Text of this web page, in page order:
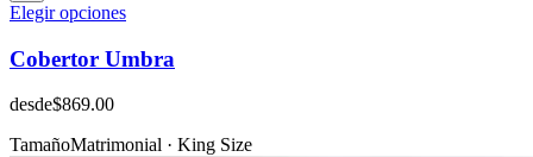
Elegir opciones
Cobertor Umbra
desde$869.00
TamañoMatrimonial · King Size